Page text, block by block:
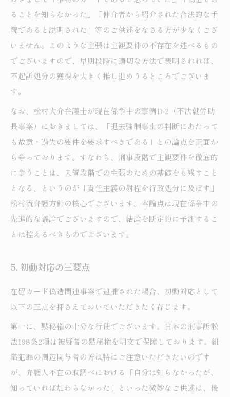
ることを知らなかった」「仲介者から紹介された合法的な手
続であると説明された」等のご供述をなさる方が少なくござ
いません。このような主張は主観要件の不存在を述べるもの
でございますので、早期段階に適切な方法で表明されれば、
不起訴処分の獲得を大きく推し進めうるところでございま
す。
なお、松村大介弁護士が現在係争中の事例D-2（不法就労助
長事案）におきましては、「退去強制事由の判断にあたって
も故意・過失の要件を要求すべきである」との論点を正面か
ら争っております。すなわち、刑事段階で主観要件を徹底的
に争うことは、入管段階での主張のための基礎をも残すこと
となる、というのが「責任主義の射程を行政処分に及ぼす」
松村流弁護方針の核心でございます。本論点は現在係争中の
先進的な議論でございますので、結論を断定的に予測するこ
とは控えるべきものでございます。
5. 初動対応の三要点
在留カード偽造関連事案で逮捕された場合、初動対応として
以下の三点を押さえておいていただきたく存じます。
第一に、黙秘権の十分な行使でございます。日本の刑事訴訟
法198条2項は被疑者の黙秘権を明文で保障しております。組
織犯罪の周辺関与者の方は特にご注意いただきたいのです
が、弁護人不在の取調べにおける「自分は知らなかったが、
知っていれば加わらなかった」といった微妙なご供述は、後